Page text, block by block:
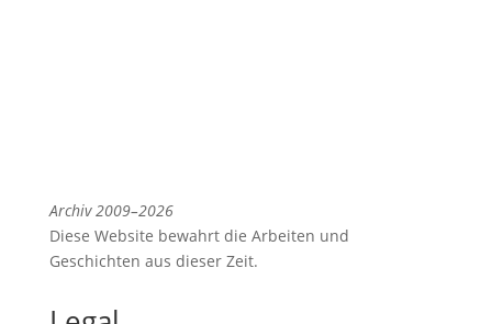
Archiv 2009–2026
Diese Website bewahrt die Arbeiten und
Geschichten aus dieser Zeit.